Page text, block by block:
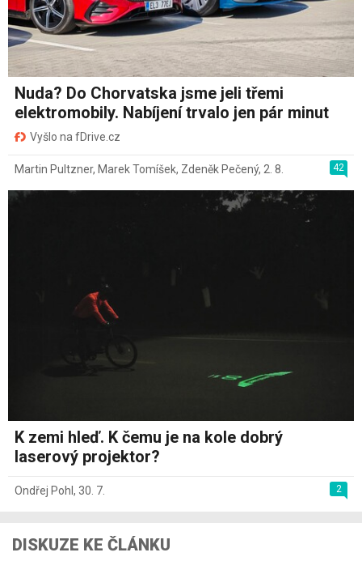
Nuda? Do Chorvatska jsme jeli třemi
elektromobily. Nabíjení trvalo jen pár minut
Vyšlo na fDrive.cz
42
Martin Pultzner, Marek Tomíšek, Zdeněk Pečený, 2. 8.
K zemi hleď. K čemu je na kole dobrý
laserový projektor?
2
Ondřej Pohl , 30. 7.
DISKUZE KE ČLÁNKU